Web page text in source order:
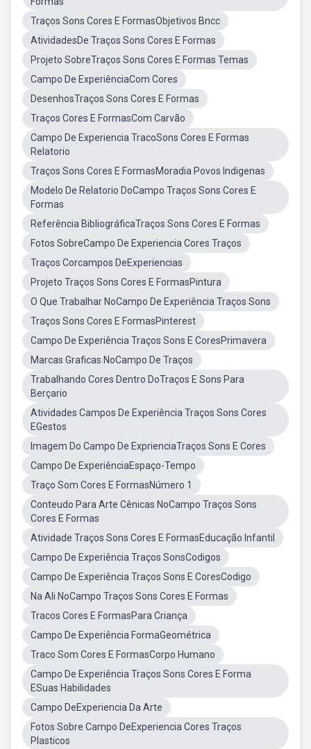
Traços Sons Cores E FormasObjetivos Bncc
AtividadesDe Traços Sons Cores E Formas
Projeto SobreTraços Sons Cores E Formas Temas
Campo De ExperiênciaCom Cores
DesenhosTraços Sons Cores E Formas
Traços Cores E FormasCom Carvão
Campo De Experiencia TracoSons Cores E Formas
Relatorio
Traços Sons Cores E FormasMoradia Povos Indigenas
Modelo De Relatorio DoCampo Traços Sons Cores E
Formas
Referência BibliográficaTraços Sons Cores E Formas
Fotos SobreCampo De Experiencia Cores Traços
Traços Corcampos DeExperiencias
Projeto Traços Sons Cores E FormasPintura
O Que Trabalhar NoCampo De Experiência Traços Sons
Traços Sons Cores E FormasPinterest
Campo De Experiência Traços Sons E CoresPrimavera
Marcas Graficas NoCampo De Traços
Trabalhando Cores Dentro DoTraços E Sons Para
Berçario
Atividades Campos De Experiência Traços Sons Cores
EGestos
Imagem Do Campo De ExprienciaTraços Sons E Cores
Campo De ExperiênciaEspaço-Tempo
Traço Som Cores E FormasNúmero 1
Conteudo Para Arte Cênicas NoCampo Traços Sons
Cores E Formas
Atividade Traços Sons Cores E FormasEducação Infantil
Campo De Experiência Traços SonsCodigos
Campo De Experiência Traços Sons E CoresCodigo
Na Ali NoCampo Traços Sons Cores E Formas
Tracos Cores E FormasPara Criança
Campo De Experiência FormaGeométrica
Traco Som Cores E FormasCorpo Humano
Campo De Experiência Traços Sons Cores E Forma
ESuas Habilidades
Campo DeExperiencia Da Arte
Fotos Sobre Campo DeExperiencia Cores Traços
Plasticos